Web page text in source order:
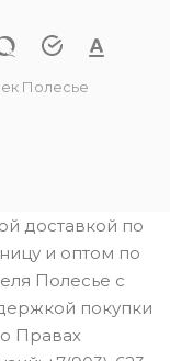
Полесье
доставкой по
и оптом по
Полесье с
покупки
Правах